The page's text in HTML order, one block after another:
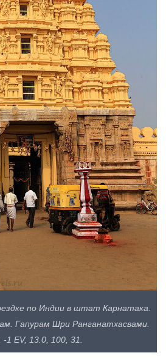
по Индии в штат Карнатака.
Гапурам Шри Ранганатхасвами.
-1 EV, 13.0, 100, 31.